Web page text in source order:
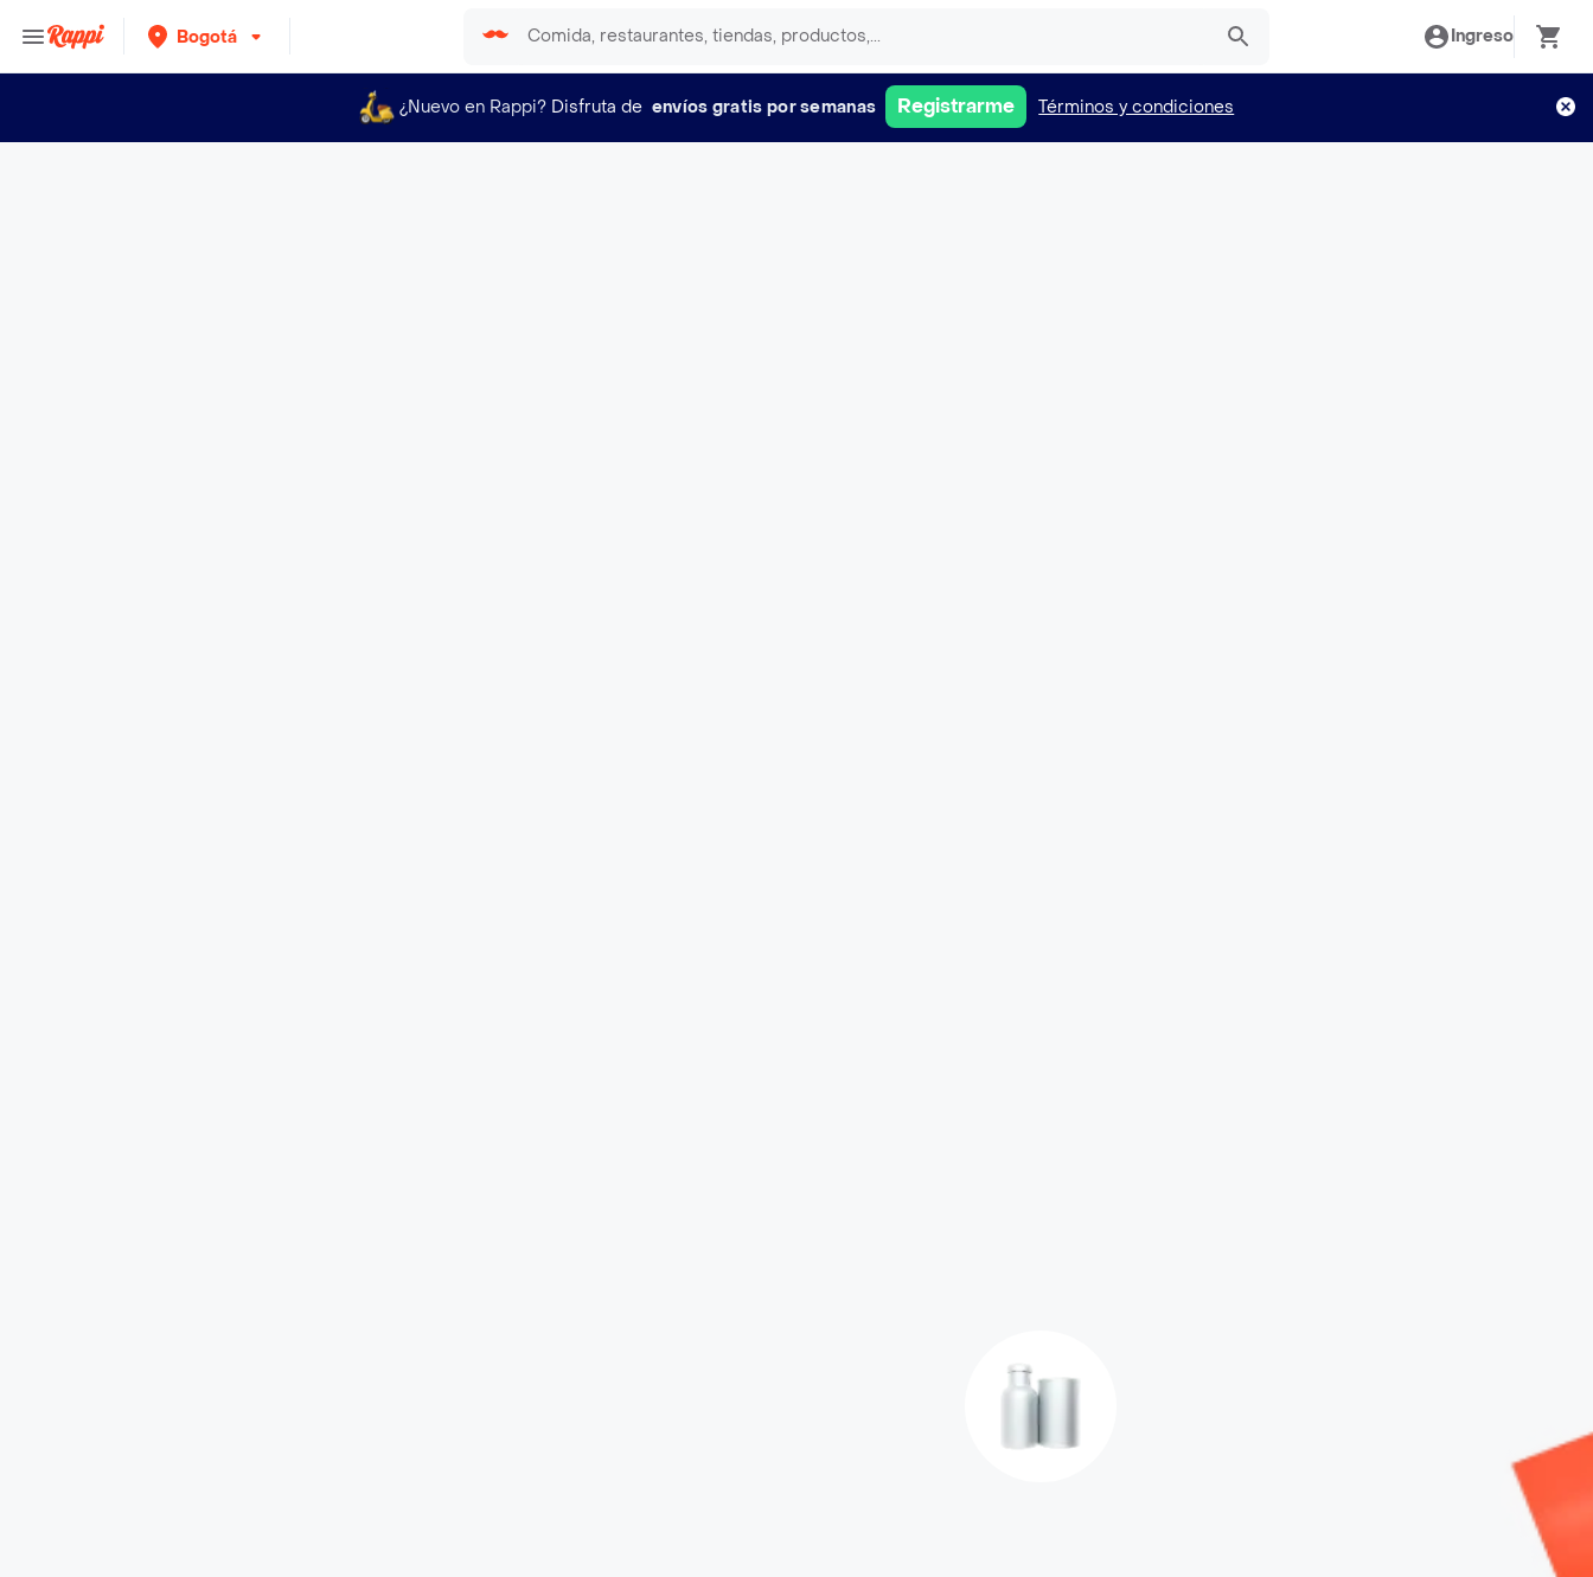
Bogotá Ingreso
¿Nuevo en Rappi? Disfruta de envíos gratis por semanas Registrarme Términos y condiciones